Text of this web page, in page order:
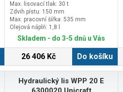
Max. lisovací tlak: 30 t
Zdvih pístu: 150 mm
Max. pracovní šířka: 535 mm
Olejová náplň: 1,8 l
Skladem - do 3-5 dnů u Vás
26 406 Kč Do košíku
Hydraulický lis WPP 20 E